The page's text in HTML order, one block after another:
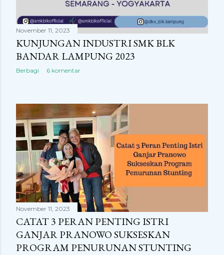
November 11, 2023
KUNJUNGAN INDUSTRI SMK BLK
BANDAR LAMPUNG 2023
Berbagi 6 komentar
November 11, 2023
CATAT 3 PERAN PENTING ISTRI
GANJAR PRANOWO SUKSESKAN
PROGRAM PENURUNAN STUNTING